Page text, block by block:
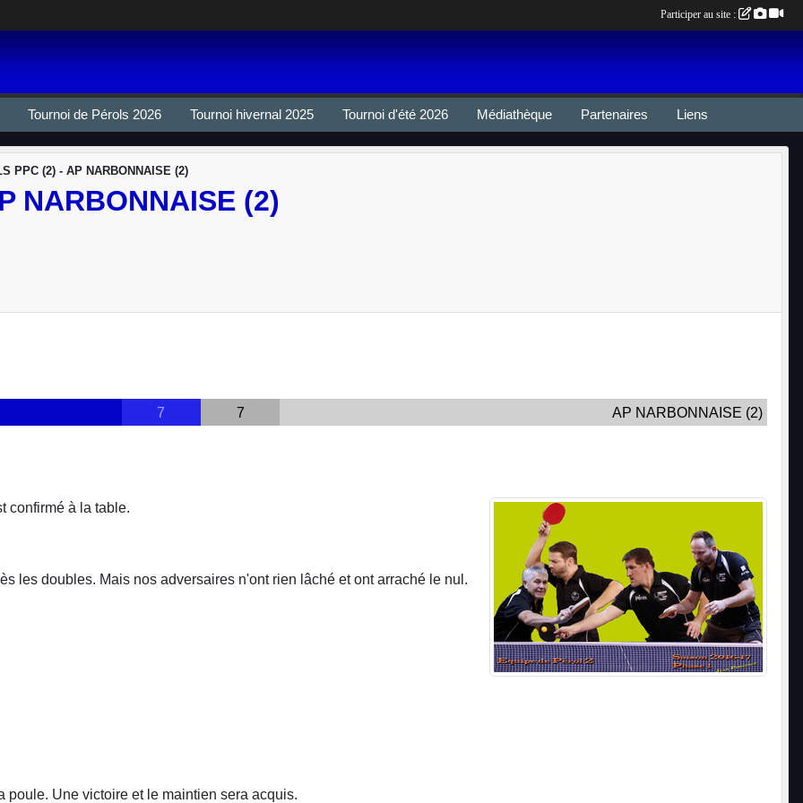
Tournoi de Pérols 2026 Tournoi hivernal 2025 Tournoi d'été 2026 Médiathèque Partenaires Liens
PPC (2) - AP NARBONNAISE (2)
NARBONNAISE (2)
7 7 AP NARBONNAISE (2)
confirmé à la table.
les doubles. Mais nos adversaires n'ont rien lâché et ont arraché le nul.
Une victoire et le maintien sera acquis.
Participer au site :